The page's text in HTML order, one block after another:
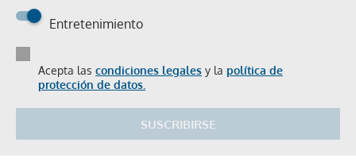
Entretenimiento
Acepta las condiciones legales y la política de
protección de datos.
SUSCRIBIRSE